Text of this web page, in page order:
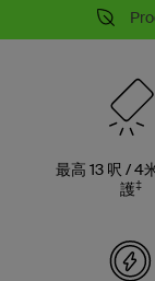
最高 13 呎 / 4
護‡